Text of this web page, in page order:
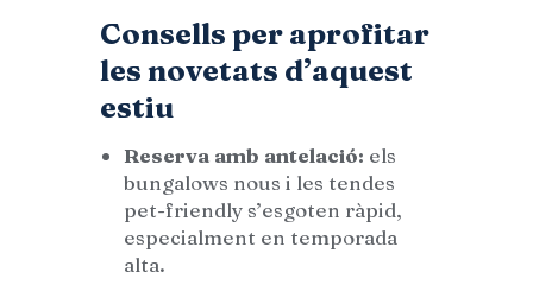
Consells per aprofitar
les novetats d’aquest
estiu
Reserva amb antelació: els
bungalows nous i les tendes
pet-friendly s’esgoten ràpid,
especialment en temporada
alta.